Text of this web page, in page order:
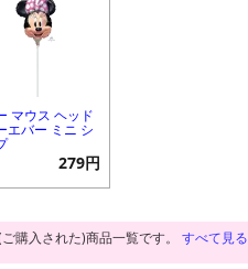
マウス ヘッド
エバー ミニ シ
279円
購入された)商品一覧です。 すべて見る